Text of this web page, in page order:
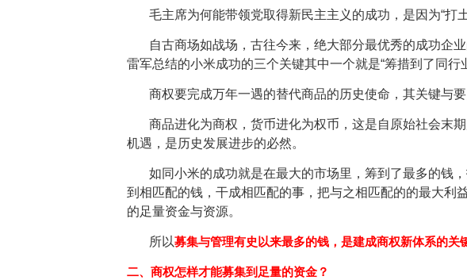
毛主席为何能带领党取得新民主主义的成功，是因为“打
自古商场如战场，古往今来，绝大部分最优秀的成功企
雷军总结的小米成功的三个关键其中一个就是“筹措到了同行
商权要完成万年一遇的替代商品的历史使命，其关键与
商品进化为商权，货币进化为权币，这是自原始社会末
机遇，是历史发展进步的必然。
如同小米的成功就是在最大的市场里，筹到了最多的钱
到相匹配的钱，干成相匹配的事，把与之相匹配的的最大利
的足量资金与资源。
所以募集与管理有史以来最多的钱，是建成商权新体系的关
二、商权怎样才能募集到足量的资金？